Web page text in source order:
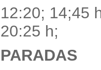
12:20; 14;45
20:25 h;
PARADAS